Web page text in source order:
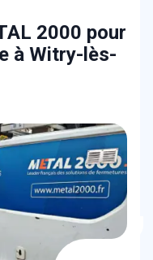
2000 pour
à Witry-lès-